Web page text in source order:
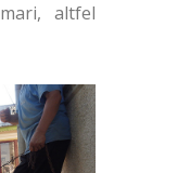
altfel